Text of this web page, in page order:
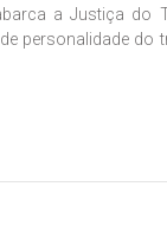
a Justiça do
personalidade do